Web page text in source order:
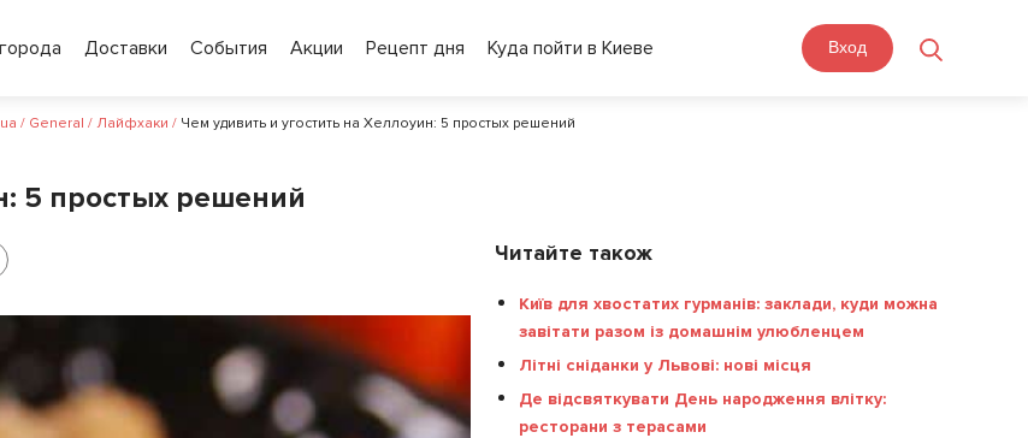
Доставки События Акции Рецепт дня Куда пойти в Киеве Вход
/ General / Лайфхаки / Чем удивить и угостить на Хеллоуин: 5 простых решений
5 простых решений
Читайте також
Київ для хвостатих гурманів: заклади, куди можна
завітати разом із домашнім улюбленцем
Літні сніданки у Львові: нові місця
Де відсвяткувати День народження влітку:
ресторани з терасами